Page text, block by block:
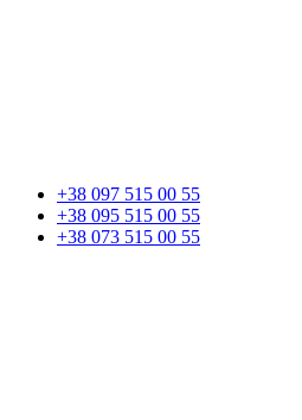
+38 097 515 00 55
+38 095 515 00 55
+38 073 515 00 55